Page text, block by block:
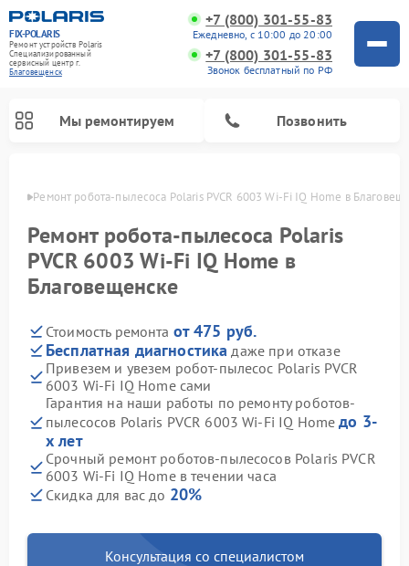
FIX-POLARIS
Ремонт устройств Polaris
Специализированный
cервисный центр г.
Благовещенск
+7 (800) 301-55-83
Ежедневно, с 10:00 до 20:00
+7 (800) 301-55-83
Звонок бесплатный по РФ
Мы ремонтируем Позвонить
Ремонт робота-пылесоса Polaris PVCR 6003 Wi-Fi IQ Home в
Ремонт робота-пылесоса Polaris
PVCR 6003 Wi-Fi IQ Home в
Благовещенске
Стоимость ремонта от 475 руб.
Бесплатная диагностика даже при отказе
Привезем и увезем робот-пылесос Polaris PVCR
6003 Wi-Fi IQ Home сами
Гарантия на наши работы по ремонту роботов-
пылесосов Polaris PVCR 6003 Wi-Fi IQ Homeдо 3-
х лет
Срочный ремонт роботов-пылесосов Polaris PVCR
6003 Wi-Fi IQ Home в течении часа
Скидка для вас до 20%
Консультация со специалистом